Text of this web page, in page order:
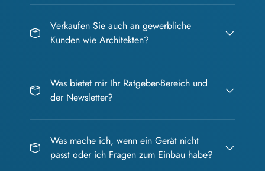
Verkaufen Sie auch an gewerbliche
Kunden wie Architekten?
Was bietet mir Ihr Ratgeber-Bereich und
der Newsletter?
Was mache ich, wenn ein Gerät nicht
passt oder ich Fragen zum Einbau habe?